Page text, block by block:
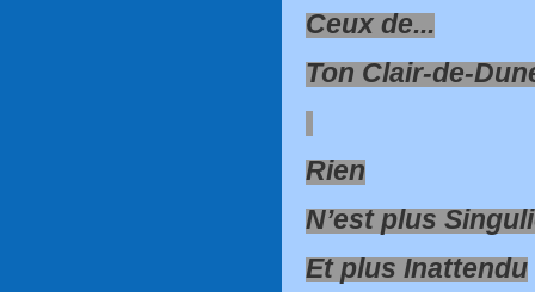
Ceux de...
Ton Clair-de-
Rien
N’est plus
Et plus Inattendu